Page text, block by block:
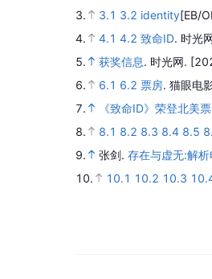
3.
3.1 3.2 identity[EB/
4.
4.1 4.2 致命ID. 时光
5.
获奖信息. 时光网.
6.
6.1 6.2 票房. 猫眼电
7.
《致命ID》荣登北美
8.
8.1 8.2 8.3 8.4 8.5
9.
张剑. 存在与虚无:解
10.
10.1 10.2 10.3